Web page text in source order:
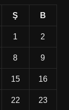
Ş B
1 2
8 9
15 16
22 23